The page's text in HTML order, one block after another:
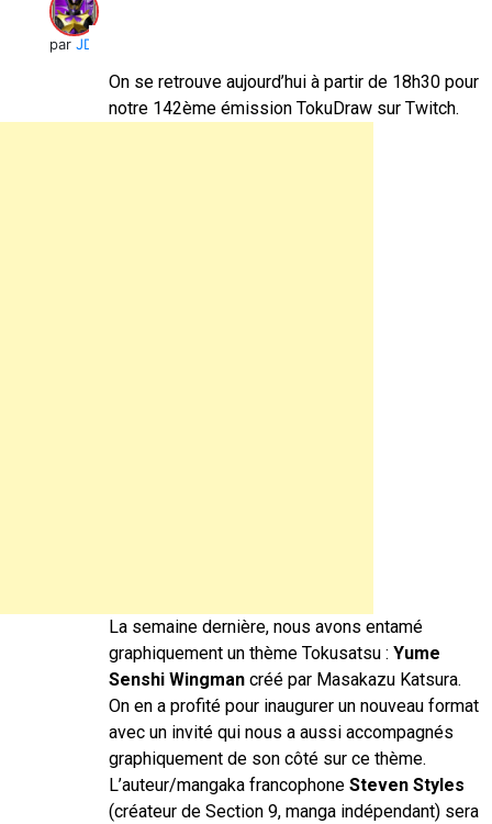
par JD
On se retrouve aujourd’hui à partir de 18h30 pour
notre 142ème émission TokuDraw sur Twitch.
La semaine dernière, nous avons entamé
graphiquement un thème Tokusatsu :Yume
Senshi Wingman créé par Masakazu Katsura.
On en a profité pour inaugurer un nouveau format
avec un invité qui nous a aussi accompagnés
graphiquement de son côté sur ce thème.
L’auteur/mangaka francophoneSteven Styles
(créateur de Section 9, manga indépendant) sera